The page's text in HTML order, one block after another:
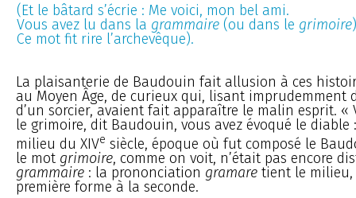
(Et le bâtard s’écrie : Me voici, mon bel ami.
Vous avez lu dans la grammaire(ou dans le grimoire
Ce mot fit rire l’archevêque).
La plaisanterie de Baudouin fait allusion à ces
au Moyen Âge, de curieux qui, lisant imprudemment
d’un sorcier, avaient fait apparaître le malin esprit. «
le grimoire, dit Baudouin, vous avez évoqué le diable
milieu du XIVe siècle, époque où fut composé le
le mot grimoire, comme on voit, n’était pas encore
grammaire : la prononciation gramare tient le milieu,
première forme à la seconde.